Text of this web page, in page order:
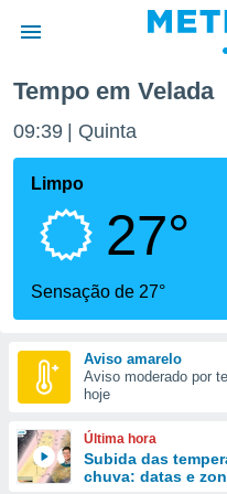
da
foi
fornecidas
a este
das
e
forma
digital
Tempo em Velada
09:39 Quinta
Limpo
27°
Sensação de 27°
Aviso amarelo
Aviso moderado por
hoje
Última hora
Subida das
chuva: datas e